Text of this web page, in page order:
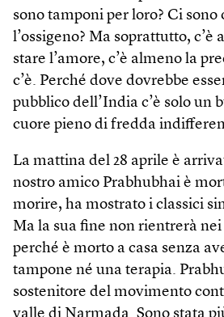
sono tamponi per loro? Ci sono
l’ossigeno? Ma soprattutto, c’è
stare l’amore, c’è almeno la
c’è. Perché dove dovrebbe
pubblico dell’India c’è solo un
cuore pieno di fredda
La mattina del 28 aprile è
nostro amico Prabhubhai è
morire, ha mostrato i classici
Ma la sua fine non rientrerà
perché è morto a casa senza
tampone né una terapia.
sostenitore del movimento